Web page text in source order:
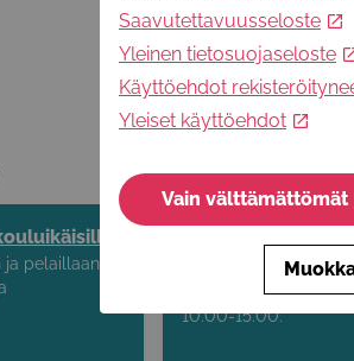
ja pelaillaan
kesäseikkailu
Vantaan Lastenliiton
10.00-15.00.
Saavutettavuusseloste
Yleinen tietosuojaseloste
Käyttöehdot
Yleiset käyttöehdot
Vain välttämättömät